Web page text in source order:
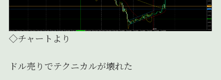
◇チャートより
ドル売りでテクニカルが壊れた